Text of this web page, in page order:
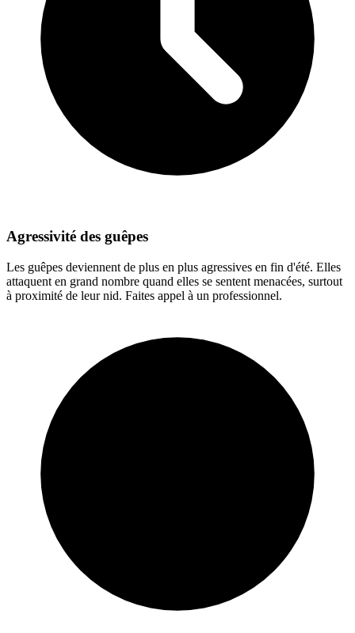
Agressivité des guêpes
Les guêpes deviennent de plus en plus agressives en fin d'été. Elles
attaquent en grand nombre quand elles se sentent menacées, surtout
à proximité de leur nid. Faites appel à un professionnel.